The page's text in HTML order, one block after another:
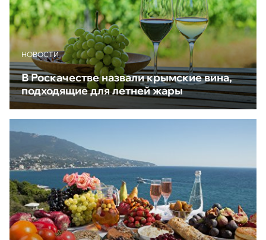
НОВОСТИ
В Роскачестве назвали крымские вина,
подходящие для летней жары